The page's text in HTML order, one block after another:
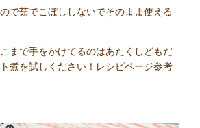
で茹でこぼししないでそのまま使える
まで手をかけてるのはあたくしどもだ
煮を試しください！レシピページ参考